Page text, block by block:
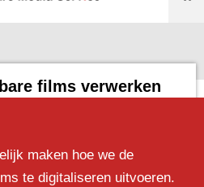
films verwerken
maken hoe we de
te digitaliseren uitvoeren.